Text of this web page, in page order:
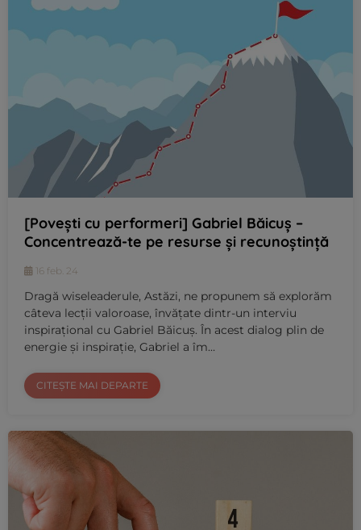
[Povești cu performeri] Gabriel Băicuș –
Concentrează-te pe resurse și recunoștință
16 feb. 24
Dragă wiseleaderule, Astăzi, ne propunem să explorăm
câteva lecții valoroase, învățate dintr-un interviu
inspirațional cu Gabriel Băicuș. În acest dialog plin de
energie și inspirație, Gabriel a îm…
CITEȘTE MAI DEPARTE